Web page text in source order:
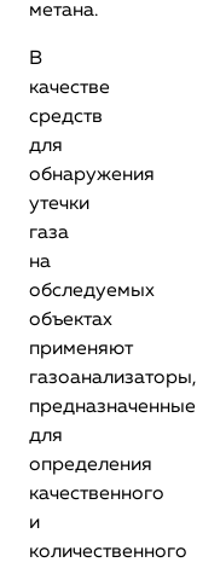
метана.
В
качестве
средств
для
обнаружения
утечки
газа
на
обследуемых
объектах
применяют
газоанализаторы,
предназначенные
для
определения
качественного
и
количественного